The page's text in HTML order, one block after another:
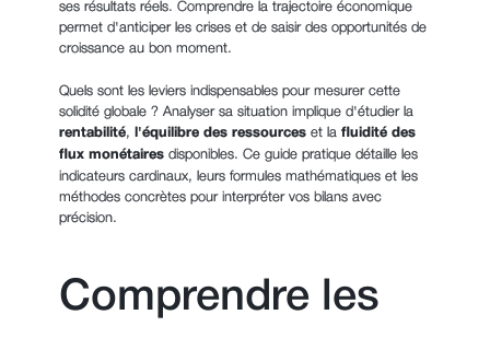
ses résultats réels. Comprendre la trajectoire économique
permet d'anticiper les crises et de saisir des opportunités de
croissance au bon moment.
Quels sont les leviers indispensables pour mesurer cette
solidité globale ? Analyser sa situation implique d'étudier la
rentabilité, l'équilibre des ressources et la fluidité des
flux monétaires disponibles. Ce guide pratique détaille les
indicateurs cardinaux, leurs formules mathématiques et les
méthodes concrètes pour interpréter vos bilans avec
précision.
Comprendre les